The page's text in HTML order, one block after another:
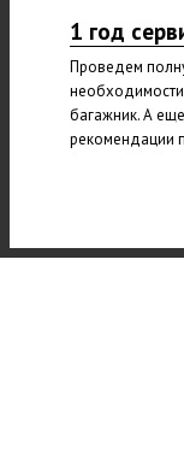
1 год
Проведем
багажник. А
рекомендации